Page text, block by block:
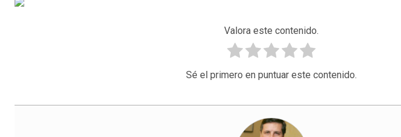
Valora este contenido.
Sé el primero en puntuar este contenido.